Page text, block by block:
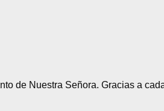
de Nuestra Señora. Gracias a